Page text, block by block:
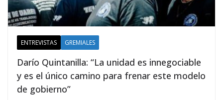
ENTREVISTAS GREMIALES
Darío Quintanilla: “La unidad es innegociable
y es el único camino para frenar este modelo
de gobierno”